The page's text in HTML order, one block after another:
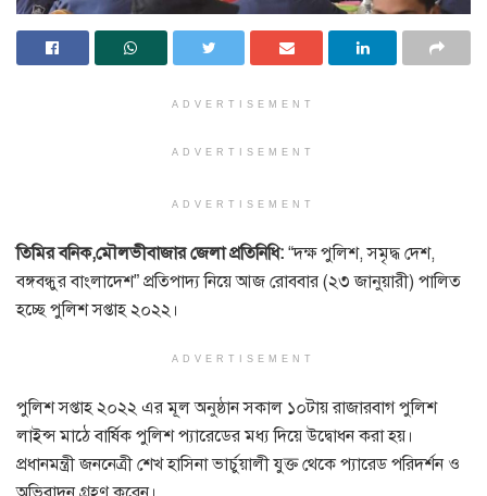
ADVERTISEMENT
ADVERTISEMENT
ADVERTISEMENT
তিমির বনিক,মৌলভীবাজার জেলা প্রতিনিধি: “দক্ষ পুলিশ, সমৃদ্ধ দেশ,
বঙ্গবন্ধুর বাংলাদেশ” প্রতিপাদ্য নিয়ে আজ রোববার (২৩ জানুয়ারী) পালিত
হচ্ছে পুলিশ সপ্তাহ ২০২২।
ADVERTISEMENT
পুলিশ সপ্তাহ ২০২২ এর মূল অনুষ্ঠান সকাল ১০টায় রাজারবাগ পুলিশ
লাইন্স মাঠে বার্ষিক পুলিশ প্যারেডের মধ্য দিয়ে উদ্বোধন করা হয়।
প্রধানমন্ত্রী জননেত্রী শেখ হাসিনা ভার্চুয়ালী যুক্ত থেকে প্যারেড পরিদর্শন ও